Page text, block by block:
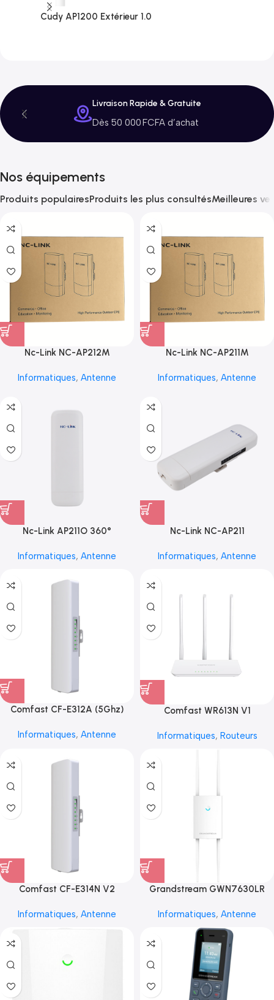
Cudy AP1200 Extérieur 1.0
Livraison Rapide & Gratuite
Dès 50 000 FCFA d’achat
Nos équipements
Produits populairesProduits les plus consultésMeilleures
Nc-Link NC-AP212M
Informatiques, Antenne
Nc-Link NC-AP211M
Informatiques, Antenne
Nc-Link AP211O 360°
Informatiques, Antenne
Nc-Link NC-AP211
Informatiques, Antenne
Comfast CF-E312A (5Ghz)
Informatiques, Antenne
Comfast WR613N V1
Informatiques, Routeurs
Comfast CF-E314N V2
Informatiques, Antenne
Grandstream GWN7630LR
Informatiques, Antenne